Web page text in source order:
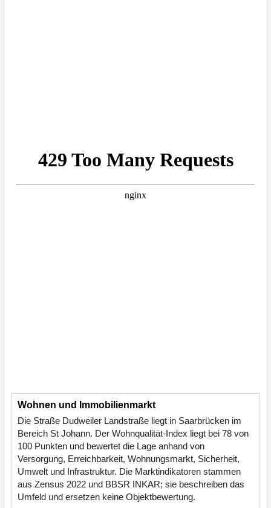
Wohnen und Immobilienmarkt
Die Straße Dudweiler Landstraße liegt in Saarbrücken im
Bereich St Johann. Der Wohnqualität-Index liegt bei 78 von
100 Punkten und bewertet die Lage anhand von
Versorgung, Erreichbarkeit, Wohnungsmarkt, Sicherheit,
Umwelt und Infrastruktur. Die Marktindikatoren stammen
aus Zensus 2022 und BBSR INKAR; sie beschreiben das
Umfeld und ersetzen keine Objektbewertung.